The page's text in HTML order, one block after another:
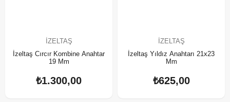
İZELTAŞ
İzeltaş Cırcır Kombine Anahtar
19 Mm
₺1.300,00
İZELTAŞ
İzeltaş Yıldız Anahtarı 21x23
Mm
₺625,00